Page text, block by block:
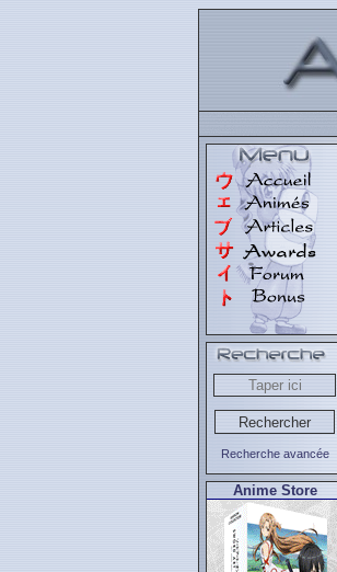
Recherche avancée
Anime Store